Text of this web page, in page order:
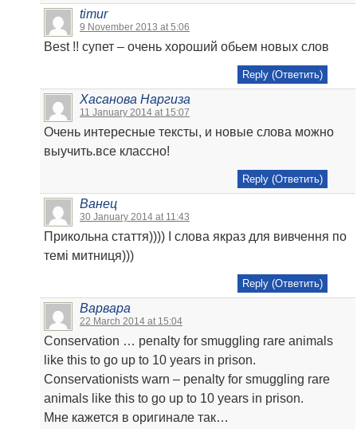
timur
9 November 2013 at 5:06
Best !! супет – очень хороший обьем новых слов
Reply (Ответить)
Хасанова Наргиза
11 January 2014 at 15:07
Очень интересные тексты, и новые слова можно
выучить.все классно!
Reply (Ответить)
Ванец
30 January 2014 at 11:43
Прикольна стаття)))) І слова якраз для вивчення по
темі митниця)))
Reply (Ответить)
Варвара
22 March 2014 at 15:04
Conservation … penalty for smuggling rare animals
like this to go up to 10 years in prison.
Conservationists warn – penalty for smuggling rare
animals like this to go up to 10 years in prison.
Мне кажется в оригинале так…